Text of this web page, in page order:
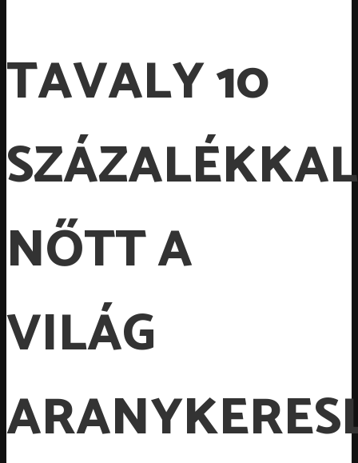
TAVALY 10
SZÁZALÉKKAL
NŐTT A
VILÁG